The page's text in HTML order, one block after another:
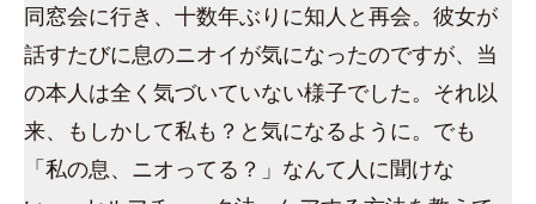
同窓会に行き、十数年ぶりに知人と再会。彼女が
話すたびに息のニオイが気になったのですが、当
の本人は全く気づいていない様子でした。それ以
来、もしかして私も？と気になるように。でも
「私の息、ニオってる？」なんて人に聞けな